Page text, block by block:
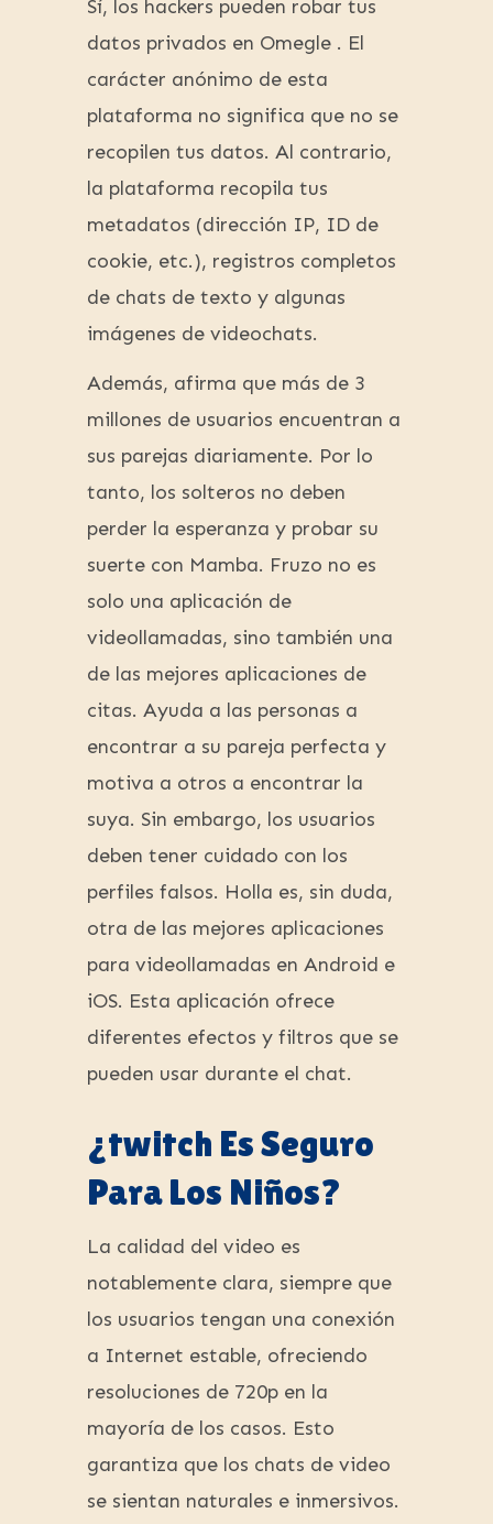
Sí, los hackers pueden robar tus
datos privados en Omegle . El
carácter anónimo de esta
plataforma no significa que no se
recopilen tus datos. Al contrario,
la plataforma recopila tus
metadatos (dirección IP, ID de
cookie, etc.), registros completos
de chats de texto y algunas
imágenes de videochats.
Además, afirma que más de 3
millones de usuarios encuentran a
sus parejas diariamente. Por lo
tanto, los solteros no deben
perder la esperanza y probar su
suerte con Mamba. Fruzo no es
solo una aplicación de
videollamadas, sino también una
de las mejores aplicaciones de
citas. Ayuda a las personas a
encontrar a su pareja perfecta y
motiva a otros a encontrar la
suya. Sin embargo, los usuarios
deben tener cuidado con los
perfiles falsos. Holla es, sin duda,
otra de las mejores aplicaciones
para videollamadas en Android e
iOS. Esta aplicación ofrece
diferentes efectos y filtros que se
pueden usar durante el chat.
¿twitch Es Seguro
Para Los Niños?
La calidad del video es
notablemente clara, siempre que
los usuarios tengan una conexión
a Internet estable, ofreciendo
resoluciones de 720p en la
mayoría de los casos. Esto
garantiza que los chats de video
se sientan naturales e inmersivos.